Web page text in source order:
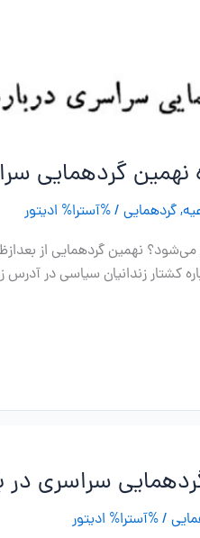
نهمین گردهمایی
,گردهمایی / %آسترا% ادیتور
سراسری در
/ %آسترا% ادیتور